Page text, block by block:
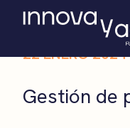
22 ENERO 2024
Gestión de